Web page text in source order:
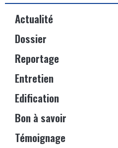
Actualité
Dossier
Reportage
Entretien
Edification
Bon à savoir
Témoignage